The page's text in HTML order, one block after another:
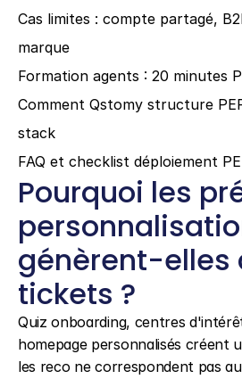
Cas limites : compte partagé,
marque
Formation agents : 20 minutes
Comment Qstomy structure
stack
FAQ et checklist déploiement
Pourquoi les
génèrent-elles
tickets ?
Quiz onboarding, centres
homepage personnalisés créent
les reco ne correspondent pas